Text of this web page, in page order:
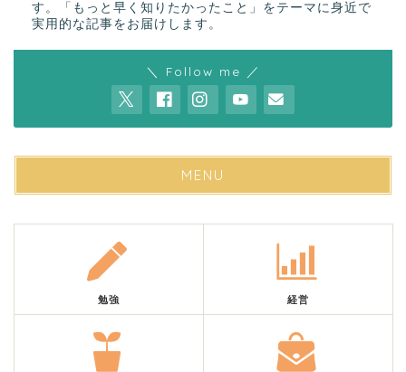
す。「もっと早く知りたかったこと」をテーマに身近で
実用的な記事をお届けします。
＼ Follow me ／
MENU
勉強 経営